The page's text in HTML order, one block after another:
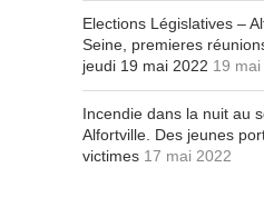
Elections Législatives –
Seine, premieres
jeudi 19 mai 2022 19
Incendie dans la nuit au
Alfortville. Des jeunes
victimes 17 mai 2022